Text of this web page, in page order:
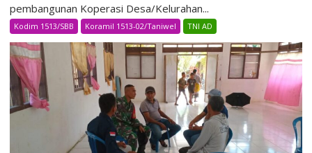
pembangunan Koperasi Desa/Kelurahan...
Kodim 1513/SBB Koramil 1513-02/Taniwel TNI AD